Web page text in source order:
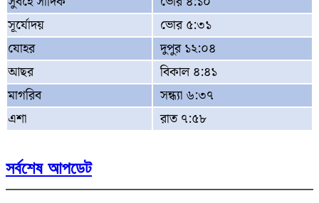
সূর্যোদয়
ভোর ৫:৩১
যোহর
দুপুর ১২:০৪
আছর
বিকাল ৪:৪১
মাগরিব
সন্ধ্যা ৬:৩৭
এশা
রাত ৭:৫৮
সর্বশেষ আপডেট